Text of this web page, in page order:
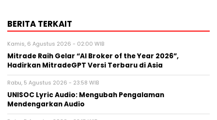
BERITA TERKAIT
Kamis, 6 Agustus 2026 - 02:00 WIB
Mitrade Raih Gelar “AI Broker of the Year 2026”,
Hadirkan MitradeGPT Versi Terbaru di Asia
Rabu, 5 Agustus 2026 - 23:58 WIB
UNISOC Lyric Audio: Mengubah Pengalaman
Mendengarkan Audio